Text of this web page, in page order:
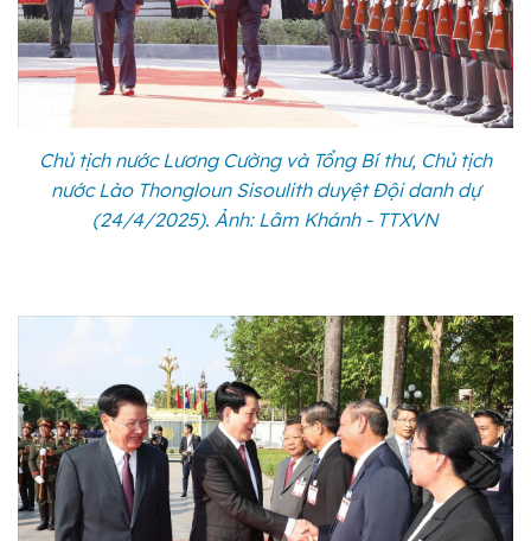
Chủ tịch nước Lương Cường và Tổng Bí thư, Chủ tịch
nước Lào Thongloun Sisoulith duyệt Đội danh dự
(24/4/2025). Ảnh: Lâm Khánh - TTXVN